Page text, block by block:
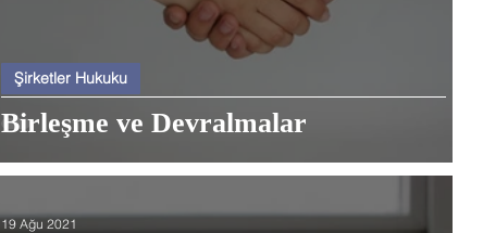
Birleşme ve Devralmalar
Şirketler Hukuku
19 Ağu 2021